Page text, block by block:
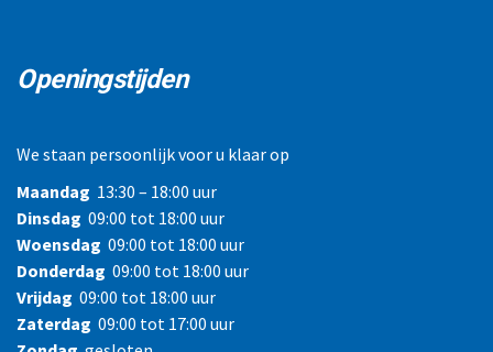
Openingstijden
We staan persoonlijk voor u klaar op
Maandag 13:30 – 18:00 uur
Dinsdag 09:00 tot 18:00 uur
Woensdag 09:00 tot 18:00 uur
Donderdag 09:00 tot 18:00 uur
Vrijdag 09:00 tot 18:00 uur
Zaterdag 09:00 tot 17:00 uur